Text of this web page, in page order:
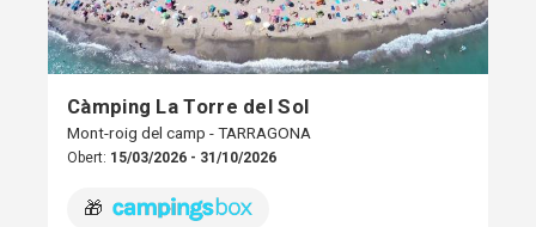
Càmping La Torre del Sol
Mont-roig del camp - TARRAGONA
Obert: 15/03/2026 - 31/10/2026
🎁